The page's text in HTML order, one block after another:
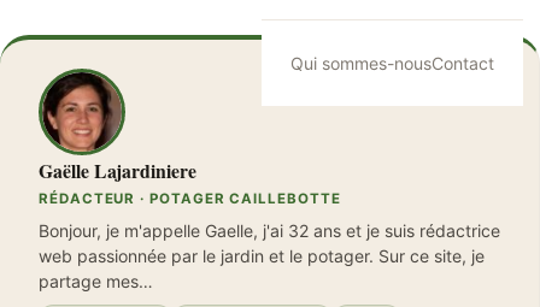
Qui sommes-nousContact
Gaëlle Lajardiniere
RÉDACTEUR · POTAGER CAILLEBOTTE
Bonjour, je m'appelle Gaelle, j'ai 32 ans et je suis rédactrice
web passionnée par le jardin et le potager. Sur ce site, je
partage mes…